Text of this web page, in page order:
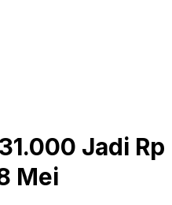
Jadi Rp
Mei